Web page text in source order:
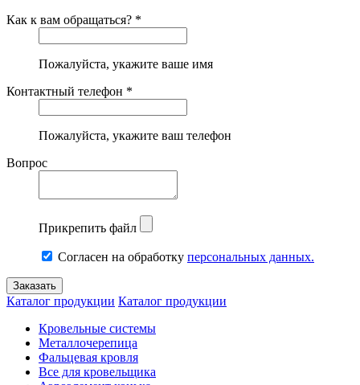
Как к вам обращаться? *
Пожалуйста, укажите ваше имя
Контактный телефон *
Пожалуйста, укажите ваш телефон
Вопрос
Прикрепить файл
Согласен на обработку персональных данных.
Каталог продукции Каталог продукции
Кровельные системы
Металлочерепица
Фальцевая кровля
Все для кровельщика